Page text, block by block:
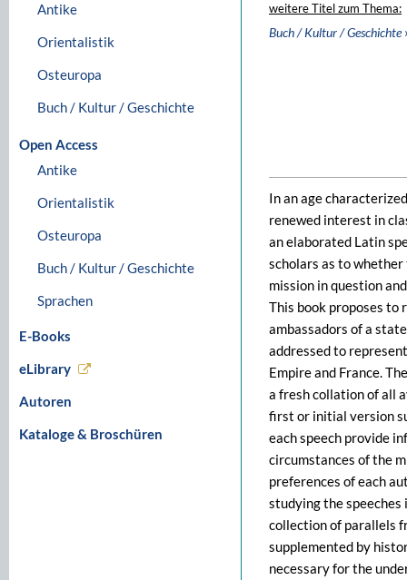
Antike
Orientalistik
Osteuropa
Buch / Kultur / Geschichte
Open Access
Antike
Orientalistik
Osteuropa
Buch / Kultur / Geschichte
Sprachen
E-Books
eLibrary
Autoren
Kataloge & Broschüren
weitere Titel zum Thema:
Buch / Kultur / Geschichte
In an age
renewed interest in
an elaborated Latin
scholars as to
mission in question
This book proposes to
ambassadors of a
addressed to
Empire and France.
a fresh collation of all
first or initial version
each speech provide
circumstances of the
preferences of each
studying the speeches
collection of parallels
supplemented by
necessary for the